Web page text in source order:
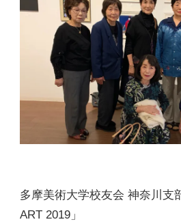
多摩美術大学校友会 神奈川支
ART 2019」